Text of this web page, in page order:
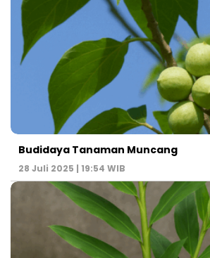
Budidaya Tanaman Muncang
28 Juli 2025 | 19:54 WIB